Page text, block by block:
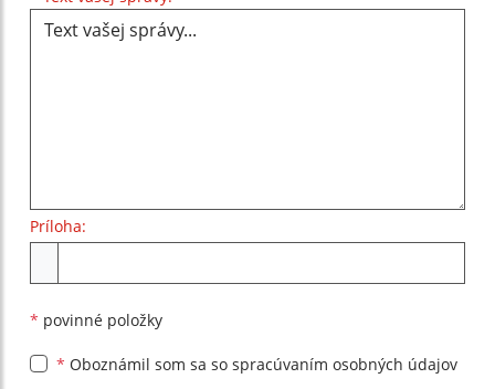
Príloha:
* povinné položky
* Oboznámil som sa so spracúvaním osobných údajov